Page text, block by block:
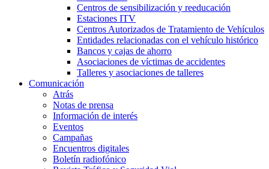
Centros de sensibilización y reeducación
Estaciones ITV
Centros Autorizados de Tratamiento de Vehículos
Entidades relacionadas con el vehículo histórico
Bancos y cajas de ahorro
Asociaciones de víctimas de accidentes
Talleres y asociaciones de talleres
Comunicación
Atrás
Notas de prensa
Información de interés
Eventos
Campañas
Encuentros digitales
Boletín radiofónico